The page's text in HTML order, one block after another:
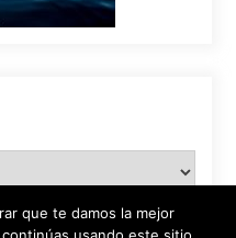
que te damos la mejor